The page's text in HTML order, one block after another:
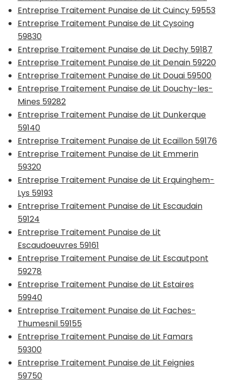
Entreprise Traitement Punaise de Lit Cuincy 59553
Entreprise Traitement Punaise de Lit Cysoing
59830
Entreprise Traitement Punaise de Lit Dechy 59187
Entreprise Traitement Punaise de Lit Denain 59220
Entreprise Traitement Punaise de Lit Douai 59500
Entreprise Traitement Punaise de Lit Douchy-les-
Mines 59282
Entreprise Traitement Punaise de Lit Dunkerque
59140
Entreprise Traitement Punaise de Lit Ecaillon 59176
Entreprise Traitement Punaise de Lit Emmerin
59320
Entreprise Traitement Punaise de Lit Erquinghem-
Lys 59193
Entreprise Traitement Punaise de Lit Escaudain
59124
Entreprise Traitement Punaise de Lit
Escaudoeuvres 59161
Entreprise Traitement Punaise de Lit Escautpont
59278
Entreprise Traitement Punaise de Lit Estaires
59940
Entreprise Traitement Punaise de Lit Faches-
Thumesnil 59155
Entreprise Traitement Punaise de Lit Famars
59300
Entreprise Traitement Punaise de Lit Feignies
59750